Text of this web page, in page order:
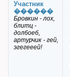
Участник
������
Бровкин - лох,
блитц -
долбоеб,
артурчик - гей,
эгегееей!